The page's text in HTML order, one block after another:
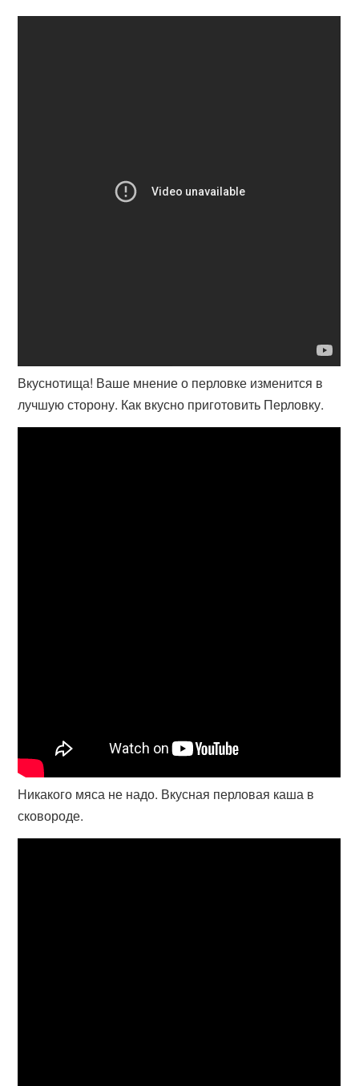
Вкуснотища! Ваше мнение о перловке изменится в
лучшую сторону. Как вкусно приготовить Перловку.
Никакого мяса не надо. Вкусная перловая каша в
сковороде.